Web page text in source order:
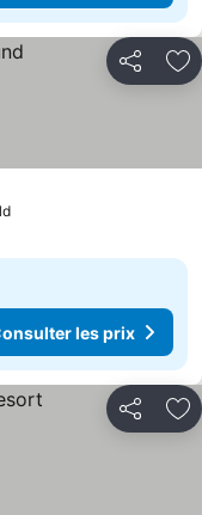
Partager
les prix
Partager